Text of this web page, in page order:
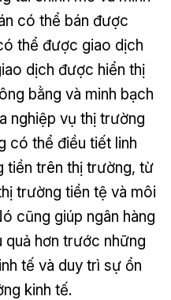
có thể bán được
thể được giao dịch
dịch được hiển thị
bằng và minh bạch
nghiệp vụ thị trường
có thể điều tiết linh
tiền trên thị trường, từ
trường tiền tệ và môi
cũng giúp ngân hàng
quả hơn trước những
tế và duy trì sự ổn
kinh tế.